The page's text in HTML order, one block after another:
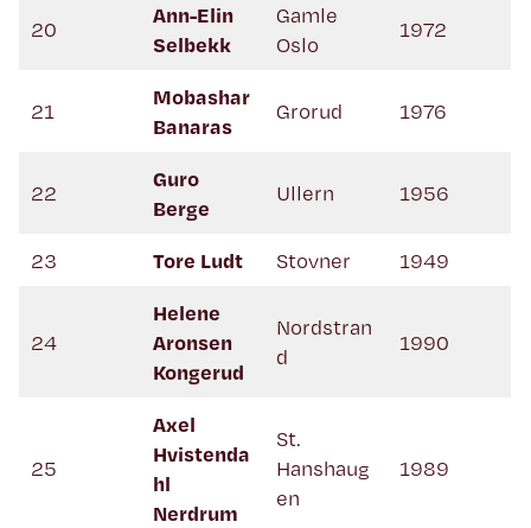
20
Ann-Elin
Selbekk
Gamle
Oslo
1972
21
Mobashar
Banaras
Grorud 1976
22
Guro
Berge
Ullern 1956
23 Tore Ludt Stovner 1949
24
Helene
Aronsen
Kongerud
Nordstran
d
1990
25
Axel
Hvistenda
hl
Nerdrum
St.
Hanshaug
en
1989